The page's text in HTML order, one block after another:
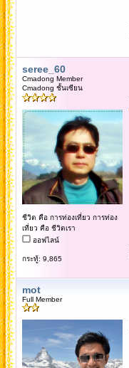
seree_60
Cmadong Member
Cmadong ชั้นเซียน
ชีวิต คือ การท่องเที่ยว การท่อง
เที่ยว คือ ชีวิตเรา
ออฟไลน์
กระทู้: 9,865
mot
Full Member